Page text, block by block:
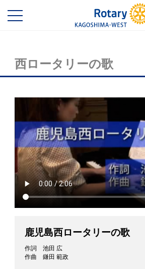
西ロータリーの歌
鹿児島西ロータリーの歌
作詞 池田 広
作曲 鎌田 範政